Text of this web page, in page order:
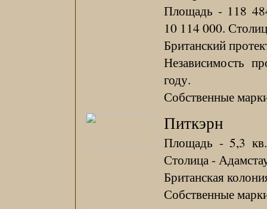
Площадь - 118
10 114 000.
Британский
Независимость
году.
Собственные
Питкэрн
Площадь - 5,3
Столица -
Британская
Собственные